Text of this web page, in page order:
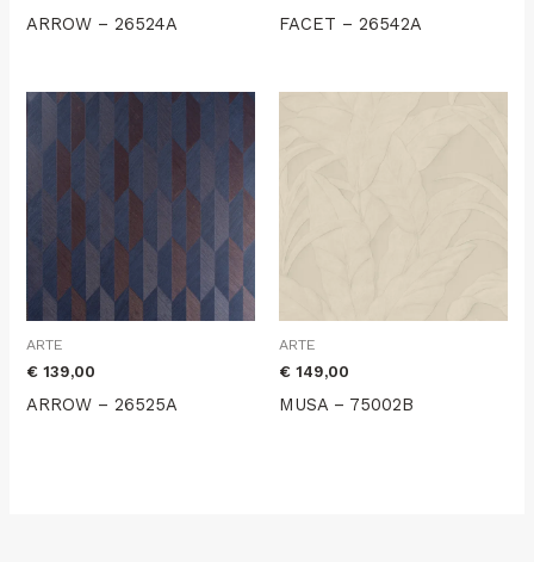
ARROW – 26524A FACET – 26542A
ARTE
€ 139,00
ARROW – 26525A
ARTE
€ 149,00
MUSA – 75002B